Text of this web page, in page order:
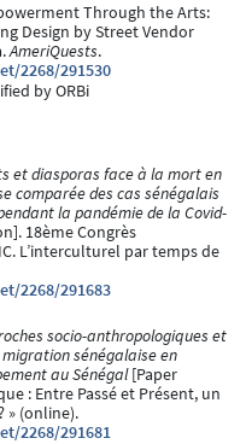
Through the Arts:
Design by Street Vendor
AmeriQuests.
2268/291530
by ORBi
et diasporas face à la mort en
comparée des cas sénégalais
la pandémie de la Covid-
18ème Congrès
L’interculturel par temps de
2268/291683
socio-anthropologiques et
sénégalaise en
au Sénégal[Paper
: Entre Passé et Présent, un
» (online).
2268/291681